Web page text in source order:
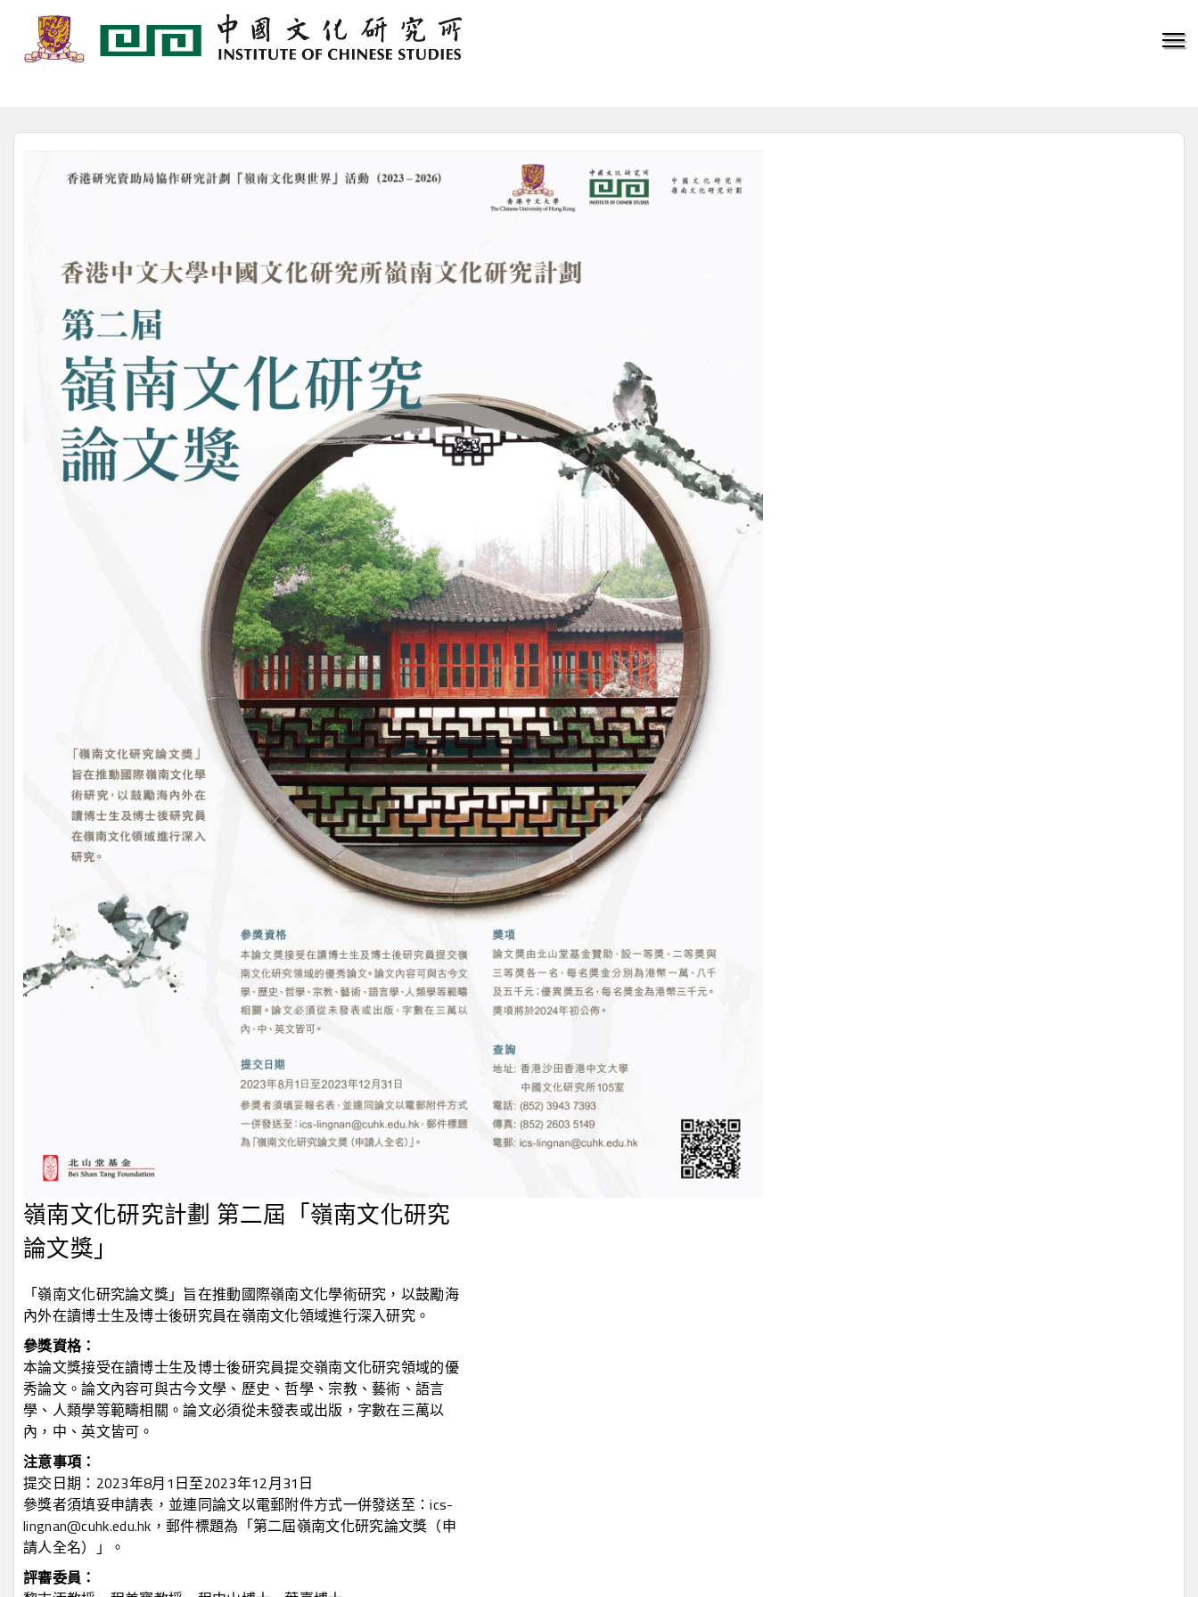
嶺南文化研究計劃 第二屆「嶺南文化研究
論文獎」
「嶺南文化研究論文獎」旨在推動國際嶺南文化學術研究，以鼓勵海
內外在讀博士生及博士後研究員在嶺南文化領域進行深入研究。
參獎資格：
本論文獎接受在讀博士生及博士後研究員提交嶺南文化研究領域的優
秀論文。論文內容可與古今文學、歷史、哲學、宗教、藝術、語言
學、人類學等範疇相關。論文必須從未發表或出版，字數在三萬以
內，中、英文皆可。
注意事項：
提交日期：2023年8月1日至2023年12月31日
參獎者須填妥申請表，並連同論文以電郵附件方式一併發送至：ics-
lingnan@cuhk.edu.hk ，郵件標題為「第二屆嶺南文化研究論文獎（申
請人全名）」。
評審委員：